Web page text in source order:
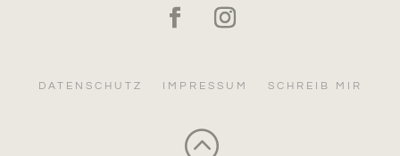
DATENSCHUTZ IMPRESSUM SCHREIB MIR
: